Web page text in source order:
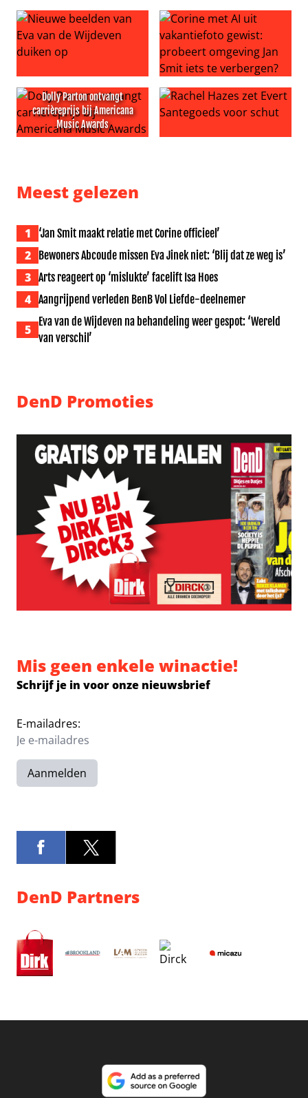
Nieuwe beelden van Eva van de Wijdeven duiken op
Corine met AI uit
Dolly Parton ontvangt
carrièreprijs bij Americana
Music Awards
Meest gelezen
1 ‘Jan Smit maakt relatie met Corine officieel’
2 Bewoners Abcoude missen Eva Jinek niet: ‘Blij dat ze weg is’
3 Arts reageert op ‘mislukte’ facelift Isa Hoes
4 Aangrijpend verleden BenB Vol Liefde-deelnemer
5
Eva van de Wijdeven na behandeling weer gespot: ‘Wereld
van verschil’
DenD Promoties
Mis geen enkele winactie!
Schrijf je in voor onze nieuwsbrief
E-mailadres:
Aanmelden
DenD Partners